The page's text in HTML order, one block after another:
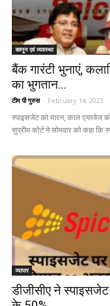
कानून एवं व्यवस्था
बैंक गारंटी भुनाएं,
का भुगतान...
टीम पी गुरुस - February 14, 2023
स्पाइसजेट को मारन, काल एयरवेज
सुप्रीम कोर्ट ने सोमवार को कहा कि
व्यापार
डीजीसीए ने